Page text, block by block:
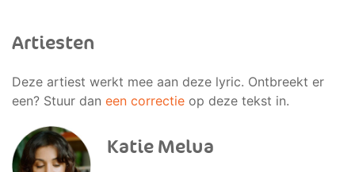
Artiesten
Deze artiest werkt mee aan deze lyric. Ontbreekt er
een? Stuur dan een correctie op deze tekst in.
Katie Melua